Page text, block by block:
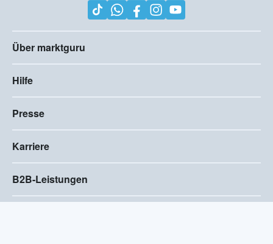
Über marktguru
Hilfe
Presse
Karriere
B2B-Leistungen